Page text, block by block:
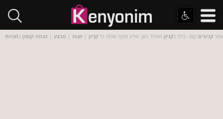
אתר קניונים.קום - בילוי בקניון מתחיל כאן. מידע מקיף אודות כל קניון | חנות | מבצע | הנחה וקופון בחנויות